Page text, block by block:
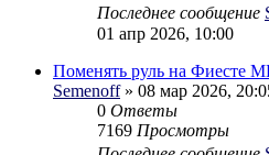
Последнее сообщение
01 апр 2026, 10:00
Поменять руль на Фиесте
Semenoff» 08 мар 2026,
0 Ответы
7169 Просмотры